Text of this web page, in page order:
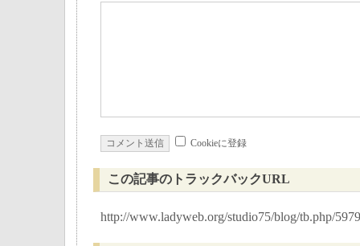
Cookieに登録
この記事のトラックバックURL
http://www.ladyweb.org/studio75/blog/tb.php/5979